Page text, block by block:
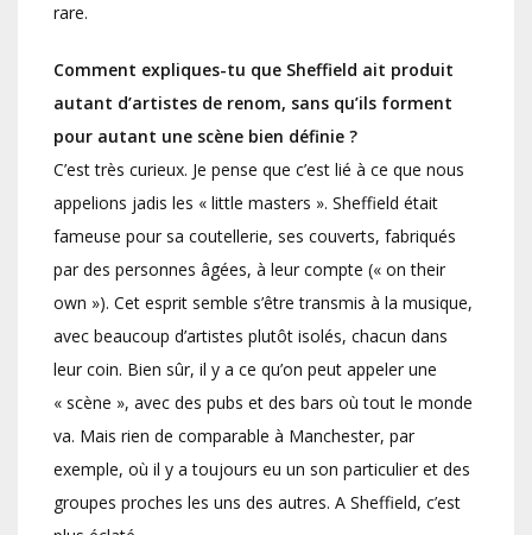
rare.
Comment expliques-tu que Sheffield ait produit
autant d’artistes de renom, sans qu’ils forment
pour autant une scène bien définie ?
C’est très curieux. Je pense que c’est lié à ce que nous
appelions jadis les « little masters ». Sheffield était
fameuse pour sa coutellerie, ses couverts, fabriqués
par des personnes âgées, à leur compte (« on their
own »). Cet esprit semble s’être transmis à la musique,
avec beaucoup d’artistes plutôt isolés, chacun dans
leur coin. Bien sûr, il y a ce qu’on peut appeler une
« scène », avec des pubs et des bars où tout le monde
va. Mais rien de comparable à Manchester, par
exemple, où il y a toujours eu un son particulier et des
groupes proches les uns des autres. A Sheffield, c’est